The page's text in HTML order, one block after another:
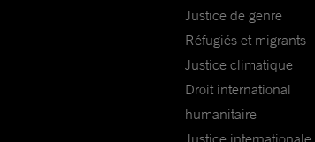
Justice de genre
Réfugiés et migrants
Justice climatique
Droit international
humanitaire
Justice internationale